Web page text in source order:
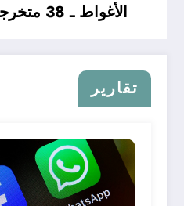
الأغواط ـ 38 متخرجا جديدا من كلية الطب
تقارير